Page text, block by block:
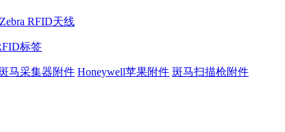
Zebra RFID天线
标签
马采集器附件 Honeywell苹果附件 斑马扫描枪附件